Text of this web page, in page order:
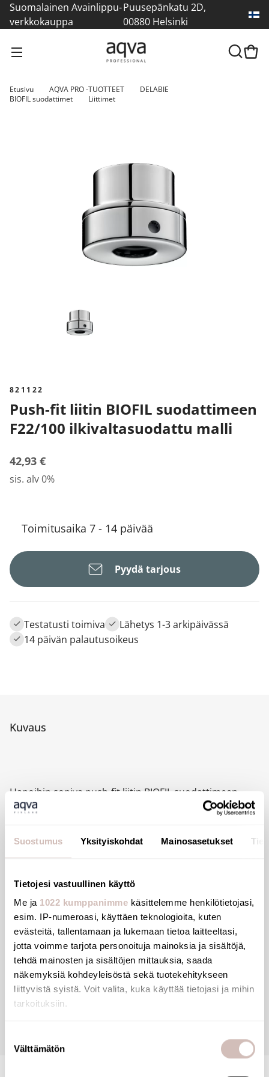
Suostumus Yksityiskohdat Mainosasetukset
Tietojesi vastuullinen käyttö
Me ja 1022 kumppanimme käsittelemme henkilötietojasi,
esim. IP-numeroasi, käyttäen teknologioita, kuten
evästeitä, tallentamaan ja lukemaan tietoa laitteeltasi,
jotta voimme tarjota personoituja mainoksia ja sisältöjä,
tehdä mainosten ja sisältöjen mittauksia, saada
näkemyksiä kohdeyleisöstä sekä tuotekehitykseen
liittyvistä syistä. Voit valita, kuka käyttää tietojasi ja mihin
tarkoituksiin.
Kerätä tietoja maantieteellisestä sijainnistasi,
valinta
Välttämätön
Suomalainen Avainlippu-
verkkokauppa
Puusepänkatu 2D,
00880 Helsinki
Etusivu AQVA PRO -TUOTTEET
DELABIE
BIOFIL suodattimet
Liittimet
821122
Push-fit liitin BIOFIL suodattimeen
F22/100 ilkivaltasuodattu malli
42,93 €
sis. alv 0%
Toimitusaika 7 - 14 päivää
Pyydä tarjous
Testatusti toimiva
Lähetys 1-3 arkipäivässä
14 päivän palautusoikeus
Kuvaus
Hanoihin sopiva push-fit liitin BIOFIL suodattimeen
F22/100.
ilkivallan ja suodattimen luvattoman poistamisen.
Nopea ja helppo asennusadapteri suodattimille.
Tiedostot
Arvostelut